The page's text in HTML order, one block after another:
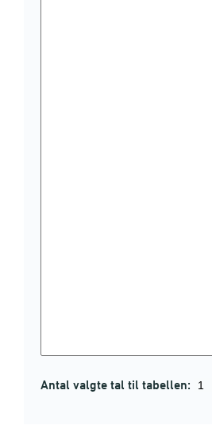
Antal valgte tal til tabellen: